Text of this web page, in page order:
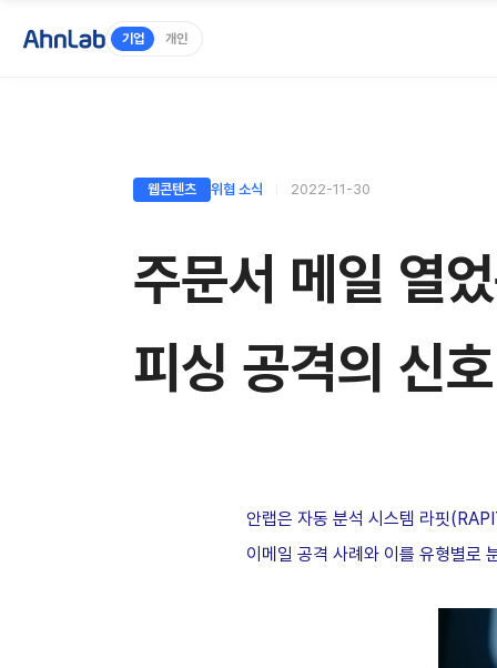
기업 개인
웹콘텐츠 위협 소식 2022-11-30
주문서 메일 열
피싱 공격의 신호
안랩은 자동 분석 시스템 라핏
이메일 공격 사례와 이를 유형별로